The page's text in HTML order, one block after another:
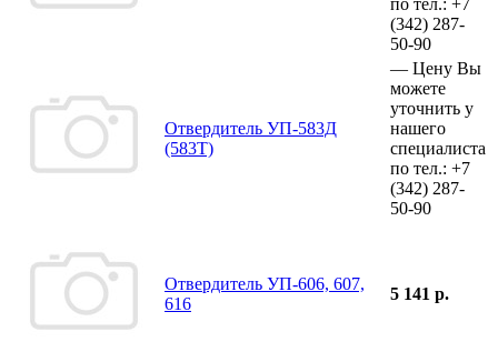
(342) 287-
50-90
Отвердитель УП-583Д
(583Т)
— Цену Вы
можете
уточнить у
нашего
специалиста
по тел.: +7
(342) 287-
50-90
Отвердитель УП-606, 607,
616
5 141 р.